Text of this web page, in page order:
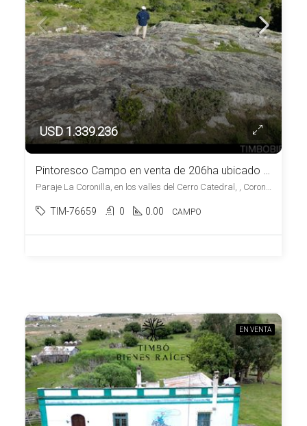
USD 1.339.236
Pintoresco Campo en venta de 206ha ubicado en Coronilla – Maldonado
Paraje La Coronilla, en los valles del Cerro Catedral, , Coronilla
TIM-76659 0 0.00 CAMPO
EN VENTA